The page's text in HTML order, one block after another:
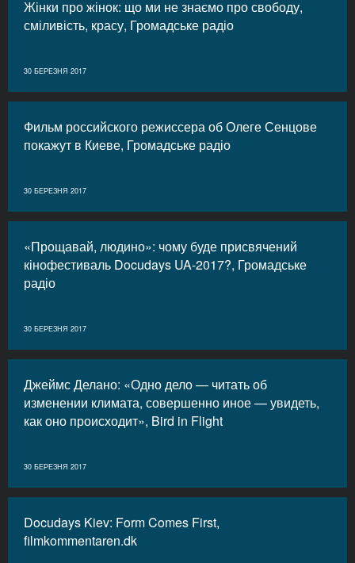
Жінки про жінок: що ми не знаємо про свободу,
сміливість, красу, Громадське радіо
30 БЕРЕЗНЯ 2017
Фильм российского режиссера об Олеге Сенцове
покажут в Киеве, Громадське радіо
30 БЕРЕЗНЯ 2017
«Прощавай, людино»: чому буде присвячений
кінофестиваль Docudays UA-2017?, Громадське
радіо
30 БЕРЕЗНЯ 2017
Джеймс Делано: «Одно дело — читать об
изменении климата, совершенно иное — увидеть,
как оно происходит», Bird in Flight
30 БЕРЕЗНЯ 2017
Docudays Kiev: Form Comes First,
filmkommentaren.dk